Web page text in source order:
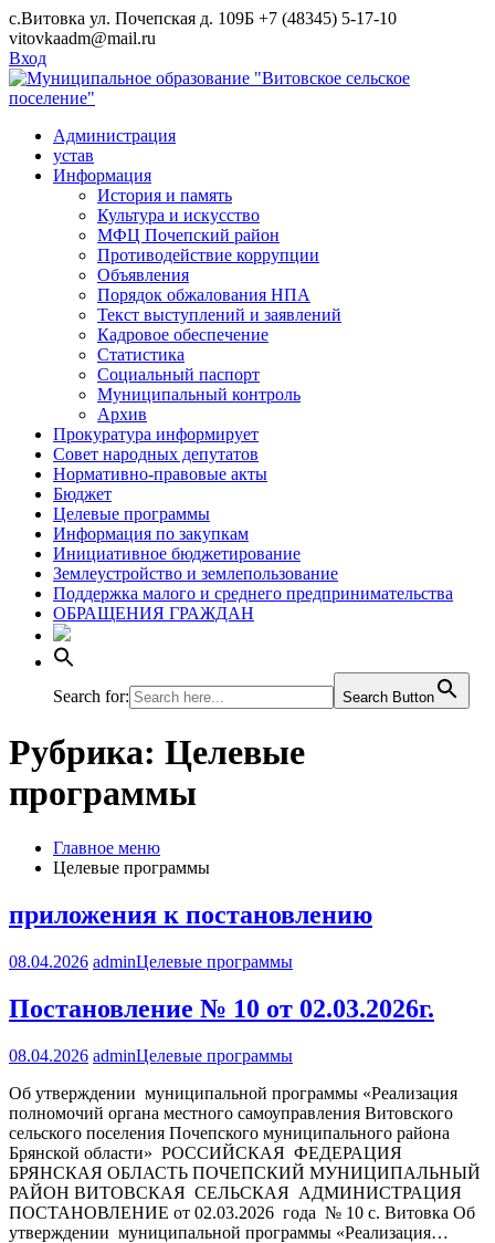
Skip
to
content
с.Витовка ул. Почепская д. 109Б +7 (48345) 5-17-10
vitovkaadm@mail.ru
Вход
Администрация
устав
Информация
История и память
Культура и искусство
МФЦ Почепский район
Противодействие коррупции
Объявления
Порядок обжалования НПА
Текст выступлений и заявлений
Кадровое обеспечение
Статистика
Социальный паспорт
Муниципальный контроль
Архив
Прокуратура информирует
Совет народных депутатов
Нормативно-правовые акты
Бюджет
Целевые программы
Информация по закупкам
Инициативное бюджетирование
Землеустройство и землепользование
Поддержка малого и среднего предпринимательства
ОБРАЩЕНИЯ ГРАЖДАН
Search for: Search Button
Рубрика: Целевые
программы
Главное меню
Целевые программы
приложения к постановлению
08.04.2026 adminЦелевые программы
Постановление № 10 от 02.03.2026г.
08.04.2026 adminЦелевые программы
Об утверждении муниципальной программы «Реализация
полномочий органа местного самоуправления Витовского
сельского поселения Почепского муниципального района
Брянской области» РОССИЙСКАЯ ФЕДЕРАЦИЯ
БРЯНСКАЯ ОБЛАСТЬ ПОЧЕПСКИЙ МУНИЦИПАЛЬНЫЙ
РАЙОН ВИТОВСКАЯ СЕЛЬСКАЯ АДМИНИСТРАЦИЯ
ПОСТАНОВЛЕНИЕ от 02.03.2026 года № 10 с. Витовка Об
утверждении муниципальной программы «Реализация…